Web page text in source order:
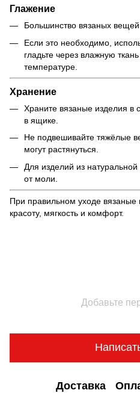
Глажение
Большинство вязаных
Если это необходимо,
гладьте через влажную
температуре.
Хранение
Храните вязаные изделия в
в ящике.
Не подвешивайте тяжёлые
могут растянуться.
Для изделий из
от моли.
При правильном уходе вязаные
красоту, мягкость и комфорт.
Добавьте
Доставка